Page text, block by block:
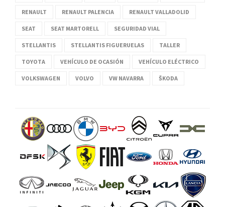
RENAULT RENAULT PALENCIA RENAULT VALLADOLID
SEAT SEAT MARTORELL SEGURIDAD VIAL
STELLANTIS STELLANTIS FIGUERUELAS TALLER
TOYOTA VEHÍCULO DE OCASIÓN VEHÍCULO ELÉCTRICO
VOLKSWAGEN VOLVO VW NAVARRA ŠKODA